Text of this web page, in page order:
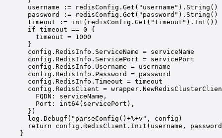
username
:= redisConfig. Get ( "username" ). String ()
password
:= redisConfig. Get ( "password" ). String ()
timeout
:= int (redisConfig. Get ( "timeout" ). Int ())
if timeout == 0 {
timeout = 1000
}
config.RedisInfo.ServiceName = serviceName
config.RedisInfo.ServicePort = servicePort
config.RedisInfo.Username = username
config.RedisInfo.Password = password
config.RedisInfo.Timeout = timeout
config.RedisClient = wrapper.
FQDN: serviceName,
Port: int64(servicePort),
})
log. Debugf ( "parseConfig()+%+v " , config)
return config.RedisClient. Init (username,
}